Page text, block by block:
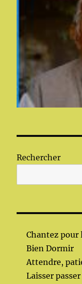
Rechercher
Chantez pour
Bien Dormir
Attendre,
Laisser passer